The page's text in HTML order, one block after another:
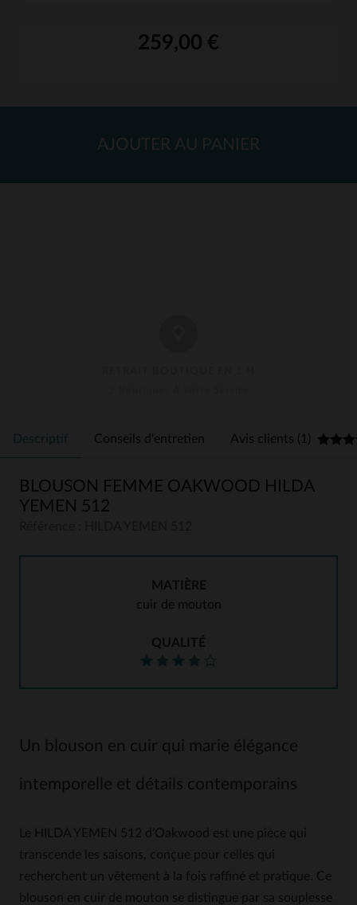
259,00 €
AJOUTER AU PANIER
Descriptif Conseils d'entretien Avis clients (1)
BLOUSON FEMME OAKWOOD HILDA
YEMEN 512
MATIÈRE
cuir de mouton
QUALITÉ
Un blouson en cuir qui marie élégance
intemporelle et détails contemporains
Le HILDA YEMEN 512 d’Oakwood est une pièce qui
transcende les saisons, conçue pour celles qui
recherchent un vêtement à la fois raffiné et pratique. Ce
blouson en cuir de mouton se distingue par sa souplesse